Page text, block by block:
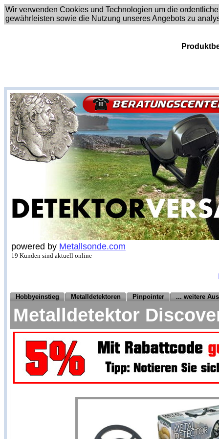
Wir verwenden Cookies und Technologien um die
gewährleisten sowie die Nutzung unseres Angebots zu
powered by Metallsonde.com
19 Kunden sind aktuell online
Hobbyeinstieg Metalldetektoren Pinpointer ... weitere
Metalldetektor